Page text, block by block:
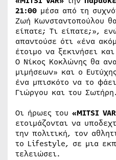
21:00 μέσα από τη
Ζωή Κωνσταντοπούλου
είπατε; Τι είπατε;»,
απαντούσε ότι «ένα
έτοιμο να ξεκινήσει
Ο Νίκος Κοκλώνης θα
μιμήσεων» και ο
ένα μπισκότο να το
Γιώργου και του Σωτήρη.
Οι ήρωες του «MITSI VAR
ετοιμάζονται να
την πολιτική, τον
το Lifestyle, σε μια
τελειώσει.